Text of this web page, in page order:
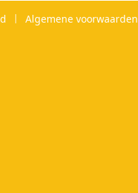
Algemene voorwaarden